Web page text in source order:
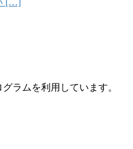
ラムを利用しています。